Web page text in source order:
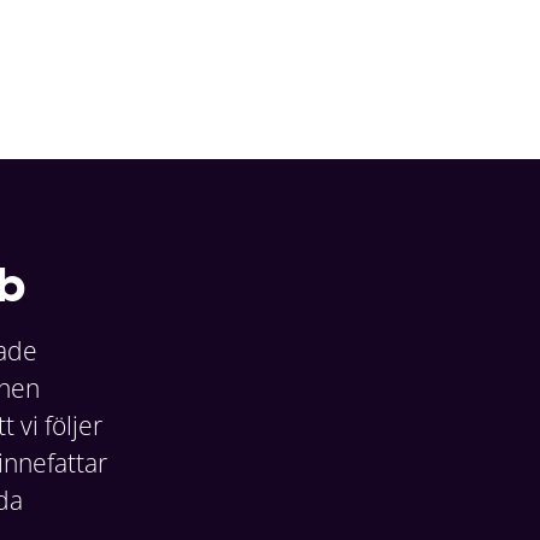
vi följer